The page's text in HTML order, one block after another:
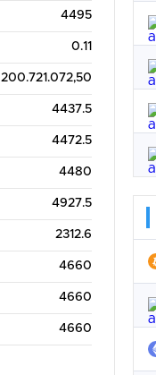
4495
0.11
200.721.072,50
4437.5
4472.5
4480
4927.5
2312.6
4660
4660
4660